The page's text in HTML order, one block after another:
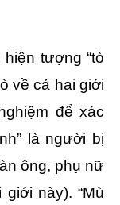
tượng “tò
về cả hai giới
để xác
là người bị
ông, phụ nữ
này). “Mù